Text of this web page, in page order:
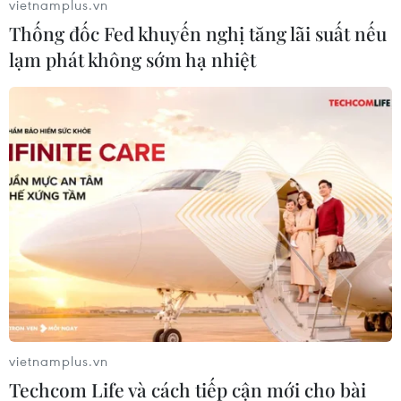
William Scott, chuyên gia trang điểm “ruột” của
siêu mẫu Karlie Kloss và nữ diễn viên Barbie
Ferreira, dự đoán trong thời gian tới, các tín đồ
làm đẹp sẽ tập trung nhiều hơn vào việc tạo nên
lớp nền mỏng nhẹ và khuôn mặt với góc cạnh
tinh tế, ít contour và highlighter. Bởi lẽ, khi cuối
vietnamplus.vn
Thống đốc Fed khuyến nghị tăng lãi suất nếu
lạm phát không sớm hạ nhiệt
vietnamplus.vn
Techcom Life và cách tiếp cận mới cho bài